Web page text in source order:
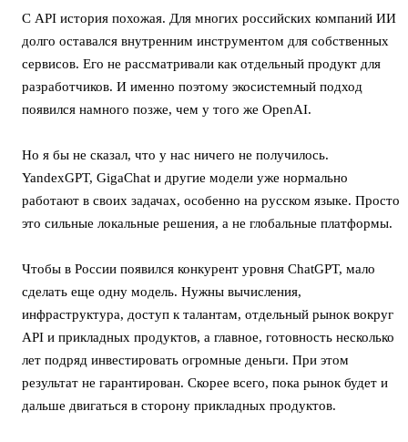
С API история похожая. Для многих российских компаний ИИ
долго оставался внутренним инструментом для собственных
сервисов. Его не рассматривали как отдельный продукт для
разработчиков. И именно поэтому экосистемный подход
появился намного позже, чем у того же OpenAI.
Но я бы не сказал, что у нас ничего не получилось.
YandexGPT, GigaChat и другие модели уже нормально
работают в своих задачах, особенно на русском языке. Просто
это сильные локальные решения, а не глобальные платформы.
Чтобы в России появился конкурент уровня ChatGPT, мало
сделать еще одну модель. Нужны вычисления,
инфраструктура, доступ к талантам, отдельный рынок вокруг
API и прикладных продуктов, а главное, готовность несколько
лет подряд инвестировать огромные деньги. При этом
результат не гарантирован. Скорее всего, пока рынок будет и
дальше двигаться в сторону прикладных продуктов.